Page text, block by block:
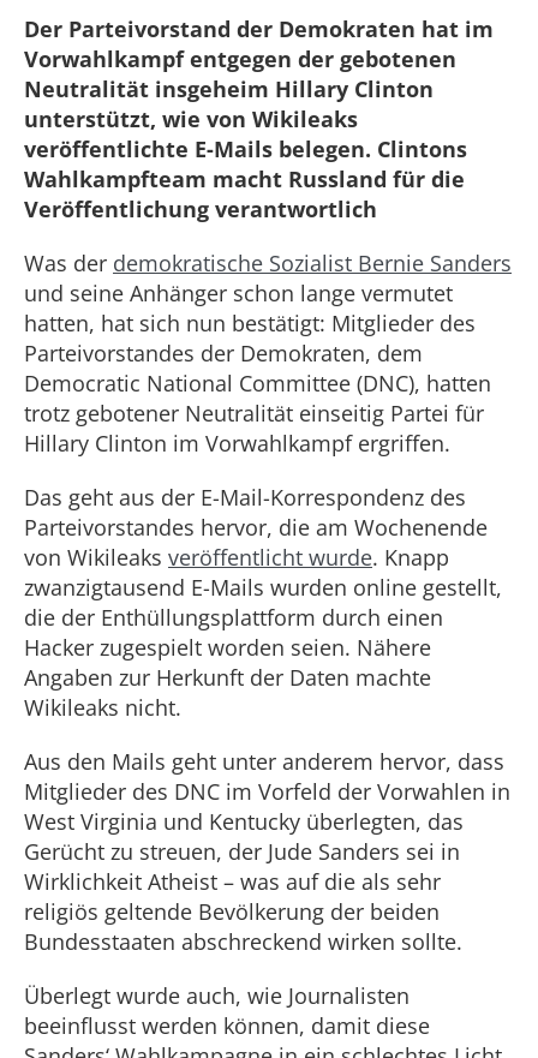
Der Parteivorstand der Demokraten hat im
Vorwahlkampf entgegen der gebotenen
Neutralität insgeheim Hillary Clinton
unterstützt, wie von Wikileaks
veröffentlichte E-Mails belegen. Clintons
Wahlkampfteam macht Russland für die
Veröffentlichung verantwortlich
Was der demokratische Sozialist Bernie Sanders
und seine Anhänger schon lange vermutet
hatten, hat sich nun bestätigt: Mitglieder des
Parteivorstandes der Demokraten, dem
Democratic National Committee (DNC), hatten
trotz gebotener Neutralität einseitig Partei für
Hillary Clinton im Vorwahlkampf ergriffen.
Das geht aus der E-Mail-Korrespondenz des
Parteivorstandes hervor, die am Wochenende
von Wikileaks veröffentlicht wurde. Knapp
zwanzigtausend E-Mails wurden online gestellt,
die der Enthüllungsplattform durch einen
Hacker zugespielt worden seien. Nähere
Angaben zur Herkunft der Daten machte
Wikileaks nicht.
Aus den Mails geht unter anderem hervor, dass
Mitglieder des DNC im Vorfeld der Vorwahlen in
West Virginia und Kentucky überlegten, das
Gerücht zu streuen, der Jude Sanders sei in
Wirklichkeit Atheist – was auf die als sehr
religiös geltende Bevölkerung der beiden
Bundesstaaten abschreckend wirken sollte.
Überlegt wurde auch, wie Journalisten
beeinflusst werden können, damit diese